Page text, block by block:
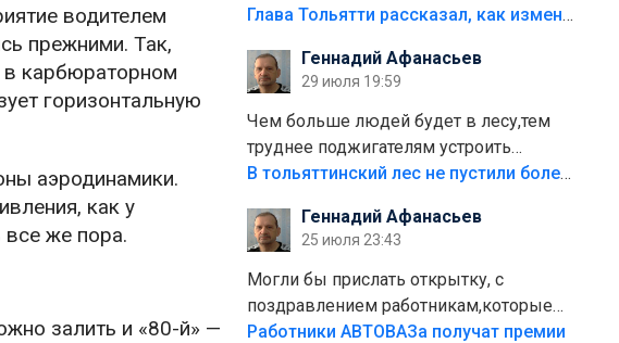
водителем
прежними. Так,
в карбюраторном
горизонтальную
аэродинамики.
как у
все же пора.
залить и «80-й» —
кафе"Мираж" к аттракционам слабо
плитки не хватило,т.к.осенью и зимой
лежала в парке и испортилась.Да
еще,видимо,часть украли.
Глава Тольятти рассказал, как изменится парк Центрального района
Геннадий Афанасьев
29 июля 19:59
Чем больше людей будет в лесу,тем
труднее поджигателям устроить
пожар.Тех кто разводит костры,тех
полно стоит,почему водители всё
равно едут в лес? Штрафы мизерные.
В тольяттинский лес не пустили более тысячи автомобилей
Геннадий Афанасьев
25 июля 23:43
Могли бы прислать открытку, с
поздравлением работникам,которые
больше сорока лет отработали на
Работники АВТОВАЗа получат премии